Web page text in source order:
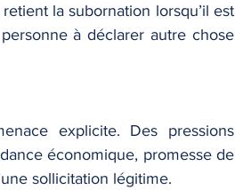
la subornation lorsqu’il est
à déclarer autre chose
explicite. Des pressions
économique, promesse de
sollicitation légitime.